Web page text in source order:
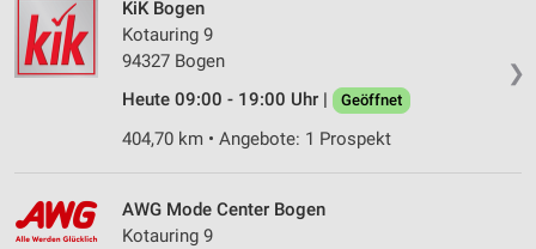
❯
KiK Bogen
Kotauring 9
94327 Bogen
Heute 09:00 - 19:00 Uhr |
Geöffnet
404,70 km • Angebote: 1 Prospekt
AWG Mode Center Bogen
Kotauring 9